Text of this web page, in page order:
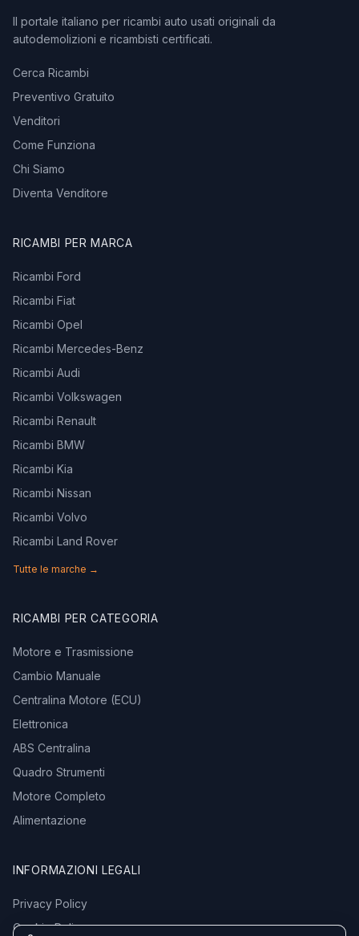
Il portale italiano per ricambi auto usati originali da
autodemolizioni e ricambisti certificati.
Cerca Ricambi
Preventivo Gratuito
Venditori
Come Funziona
Chi Siamo
Diventa Venditore
RICAMBI PER MARCA
Ricambi Ford
Ricambi Fiat
Ricambi Opel
Ricambi Mercedes-Benz
Ricambi Audi
Ricambi Volkswagen
Ricambi Renault
Ricambi BMW
Ricambi Kia
Ricambi Nissan
Ricambi Volvo
Ricambi Land Rover
Tutte le marche →
RICAMBI PER CATEGORIA
Motore e Trasmissione
Cambio Manuale
Centralina Motore (ECU)
Elettronica
ABS Centralina
Quadro Strumenti
Motore Completo
Alimentazione
INFORMAZIONI LEGALI
Privacy Policy
Cookie Policy